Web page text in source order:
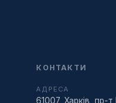
КОНТАКТИ
АДРЕСА
61007, Харків, пр-